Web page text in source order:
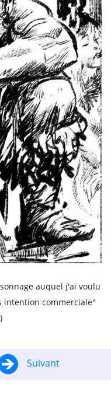
auquel j'ai voulu
intention commerciale"
Suivant